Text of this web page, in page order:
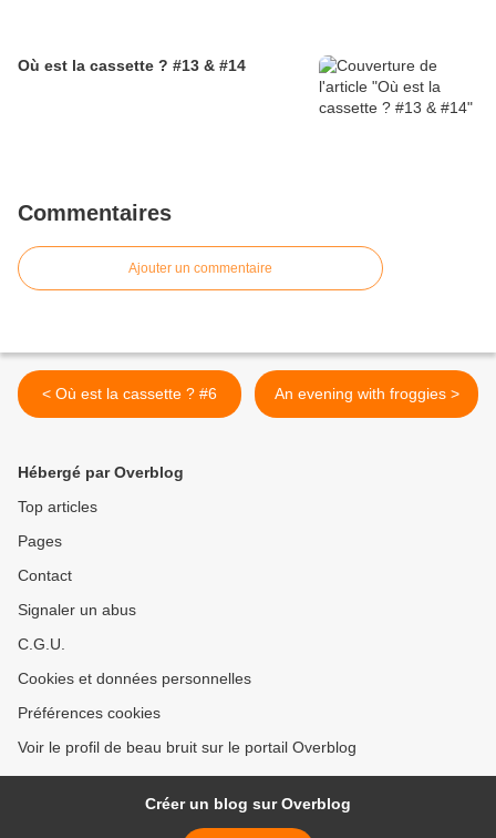
Où est la cassette ? #13 & #14
Commentaires
Ajouter un commentaire
< Où est la cassette ? #6 An evening with froggies >
Hébergé par Overblog
Top articles
Pages
Contact
Signaler un abus
C.G.U.
Cookies et données personnelles
Préférences cookies
Voir le profil de beau bruit sur le portail Overblog
Créer un blog sur Overblog